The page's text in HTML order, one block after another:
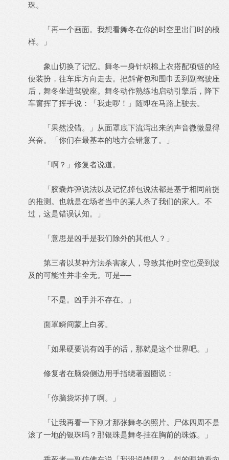
珠。
「再一个画面。我想看舞冬在你的时空里出门时的模
样。」
象山切换了记忆。舞冬一身针织棉上衣搭配项链的轻
便装扮，往车库方向走去。把斜背包和围巾丢到副驾驶座
后，舞冬坐进驾驶座。舞冬动作熟练地启动引擎后，降下
车窗挥了挥手说：「我走啰！」随即在马路上驶去。
「果然没错。」从面罩底下流泻出来的声音微微显得
兴奋。「你们在最基本的地方会错意了。」
「啊？」修复者说道。
「胶囊炸弹说法以及记忆掉包说法都是基于相同前提
的推测。也就是在场者当中的某人杀了我们的家人。不
过，这是错误认知。」
「意思是凶手是我们除外的其他人？」
第三者以某种方法杀害家人，导致其他时空也受到波
及的可能性并非全无。可是──
「不是。凶手并不存在。」
面罩瞬间蒙上白雾。
「如果硬要说有凶手的话，那就是这个世界吧。」
修复者在脑袋侧边用手指绕著圆圈说：
「你脑袋坏掉了啊。」
「让我再看一下刚才那张舞冬的照片。尸体四周不是
滚了一地的银珠吗？那银珠是舞冬挂在胸前的珠炼。」